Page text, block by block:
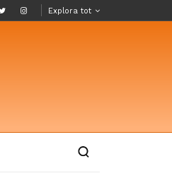
Explora tot